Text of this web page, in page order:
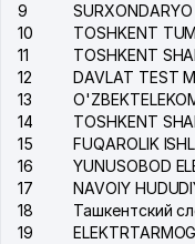
9
10
11
12
13
14
15
16
17
18
19